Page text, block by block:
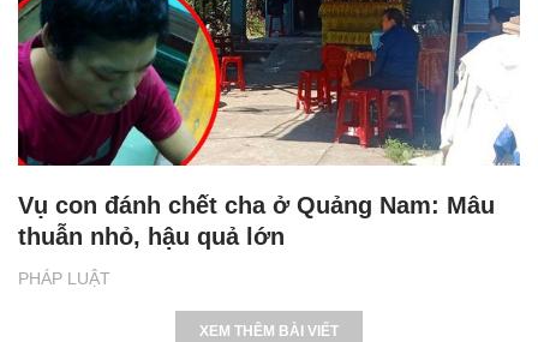
PHÁP LUẬT
Vụ con đánh chết cha ở Quảng Nam: Mâu
thuẫn nhỏ, hậu quả lớn
XEM THÊM BÀI VIẾT